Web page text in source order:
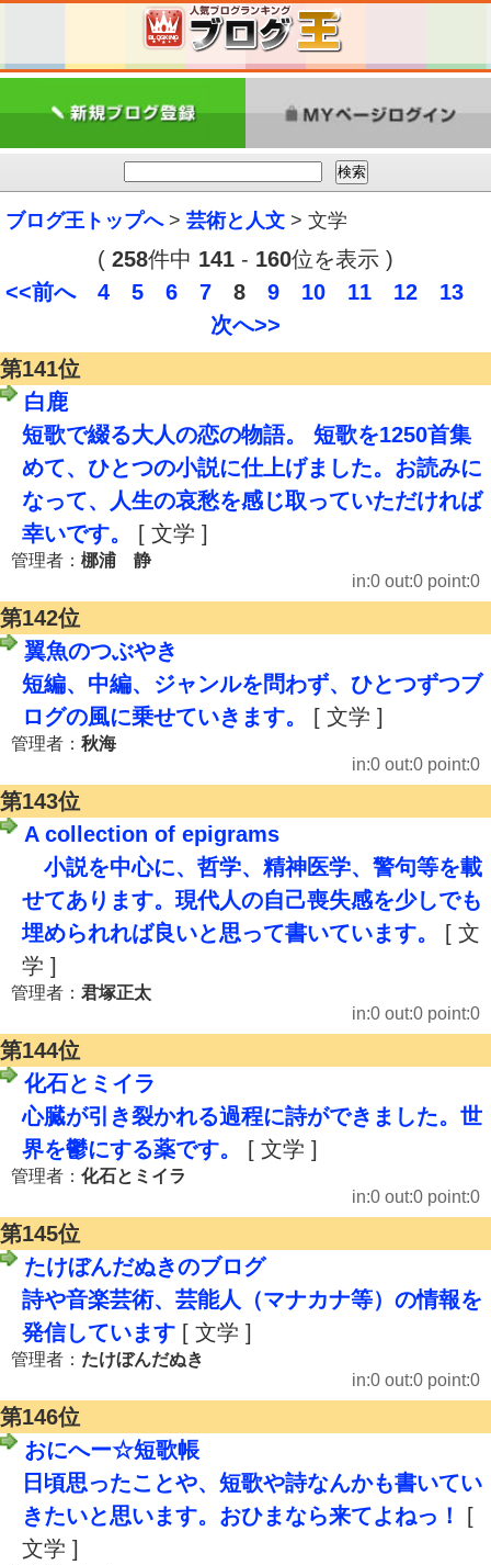
ブログ王トップへ> 芸術と人文 > 文学
( 258件中 141 - 160位を表示 )
<<前へ
4 5 6 7 8 9 10 11 12
13
次へ>>
第141位
白鹿
短歌で綴る大人の恋の物語。 短歌を1250首集
めて、ひとつの小説に仕上げました。お読みに
なって、人生の哀愁を感じ取っていただければ
幸いです。
[ 文学 ]
管理者： 梛浦 静
in:0 out:0 point:0
第142位
翼魚のつぶやき
短編、中編、ジャンルを問わず、ひとつずつブ
ログの風に乗せていきます。
[ 文学 ]
管理者： 秋海
in:0 out:0 point:0
第143位
A collection of epigrams
小説を中心に、哲学、精神医学、警句等を載
せてあります。現代人の自己喪失感を少しでも
埋められれば良いと思って書いています。
[ 文
学 ]
管理者： 君塚正太
in:0 out:0 point:0
第144位
化石とミイラ
心臓が引き裂かれる過程に詩ができました。世
界を鬱にする薬です。
[ 文学 ]
管理者： 化石とミイラ
in:0 out:0 point:0
第145位
たけぼんだぬきのブログ
詩や音楽芸術、芸能人（マナカナ等）の情報を
発信しています [ 文学 ]
管理者： たけぼんだぬき
in:0 out:0 point:0
第146位
おにへー☆短歌帳
日頃思ったことや、短歌や詩なんかも書いてい
きたいと思います。おひまなら来てよねっ！
[
文学 ]